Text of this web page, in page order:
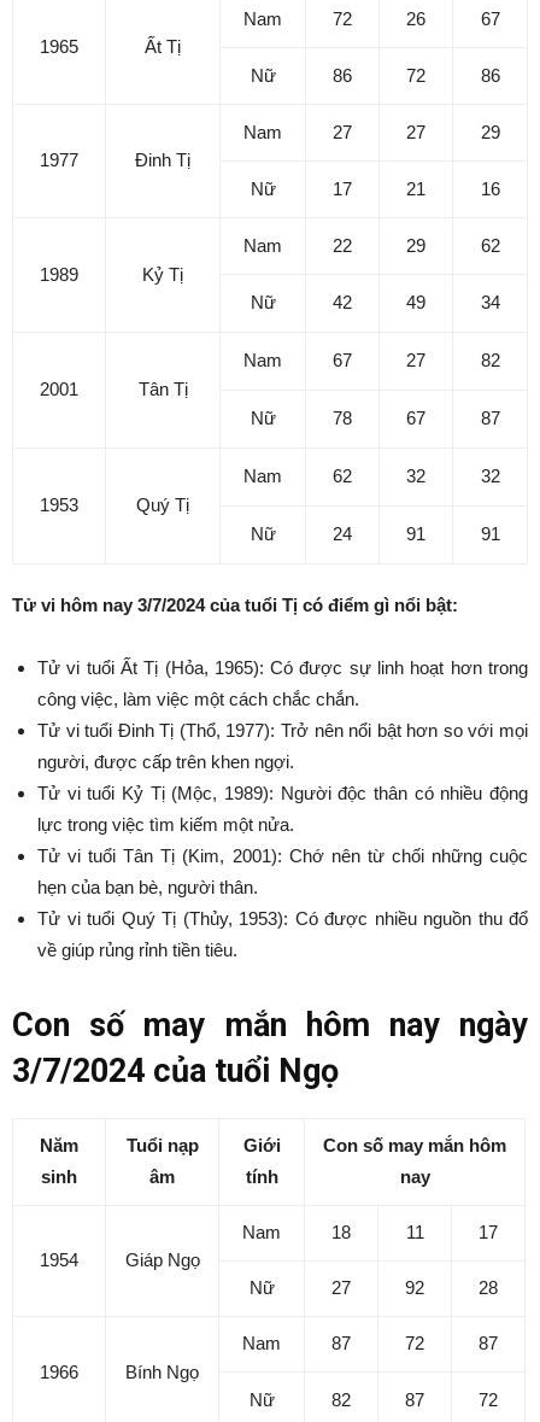
1965 Ất Tị
Nam 72 26 67
Nữ 86 72 86
1977 Đinh Tị
Nam 27 27 29
Nữ 17 21 16
1989 Kỷ Tị
Nam 22 29 62
Nữ 42 49 34
2001 Tân Tị
Nam 67 27 82
Nữ 78 67 87
1953 Quý Tị
Nam 62 32 32
Nữ 24 91 91
Tử vi hôm nay 3/7/2024 của tuổi Tị có điểm gì nổi bật:
Tử vi tuổi Ất Tị (Hỏa, 1965): Có được sự linh hoạt hơn trong
công việc, làm việc một cách chắc chắn.
Tử vi tuổi Đinh Tị (Thổ, 1977): Trở nên nổi bật hơn so với mọi
người, được cấp trên khen ngợi.
Tử vi tuổi Kỷ Tị (Mộc, 1989): Người độc thân có nhiều động
lực trong việc tìm kiếm một nửa.
Tử vi tuổi Tân Tị (Kim, 2001): Chớ nên từ chối những cuộc
hẹn của bạn bè, người thân.
Tử vi tuổi Quý Tị (Thủy, 1953): Có được nhiều nguồn thu đổ
về giúp rủng rỉnh tiền tiêu.
Con số may mắn hôm nay ngày
3/7/2024 của tuổi Ngọ
Năm
sinh
Tuổi nạp
âm
Giới
tính
Con số may mắn hôm
nay
1954 Giáp Ngọ
Nam 18 11 17
Nữ 27 92 28
1966 Bính Ngọ
Nam 87 72 87
Nữ 82 87 72